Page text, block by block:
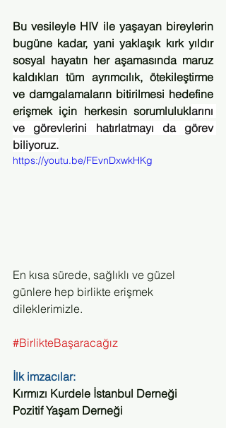
Bu vesileyle HIV ile yaşayan bireylerin
bugüne kadar, yani yaklaşık kırk yıldır
sosyal hayatın her aşamasında maruz
kaldıkları tüm ayrımcılık, ötekileştirme
ve damgalamaların bitirilmesi hedefine
erişmek için herkesin sorumluluklarını
ve görevlerini hatırlatmayı da görev
biliyoruz.
https://youtu.be/FEvnDxwkHKg
En kısa sürede, sağlıklı ve güzel
günlere hep birlikte erişmek
dileklerimizle.
#BirlikteBaşaracağız
İlk imzacılar:
Kırmızı Kurdele İstanbul Derneği
Pozitif Yaşam Derneği